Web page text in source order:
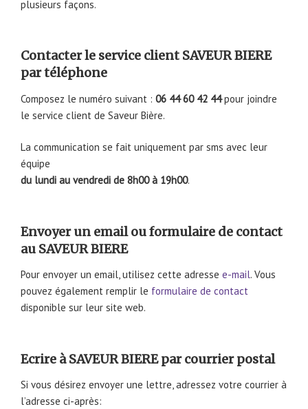
plusieurs façons.
Contacter le service client SAVEUR BIERE
par téléphone
Composez le numéro suivant : 06 44 60 42 44pour joindre
le service client de Saveur Bière.
La communication se fait uniquement par sms avec leur
équipe
du lundi au vendredi de 8h00 à 19h00.
Envoyer un email ou formulaire de contact
au SAVEUR BIERE
Pour envoyer un email, utilisez cette adresse e-mail. Vous
pouvez également remplir le formulaire de contact
disponible sur leur site web.
Ecrire à SAVEUR BIERE par courrier postal
Si vous désirez envoyer une lettre, adressez votre courrier à
l’adresse ci-après: